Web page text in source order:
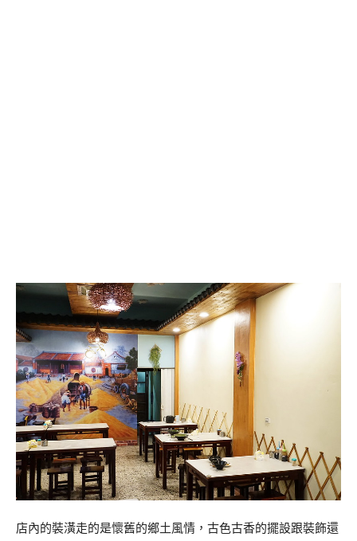
店內的裝潢走的是懷舊的鄉土風情，古色古香的擺設跟裝飾還